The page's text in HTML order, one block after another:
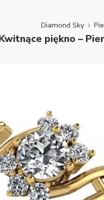
Diamond Sky
piękno –